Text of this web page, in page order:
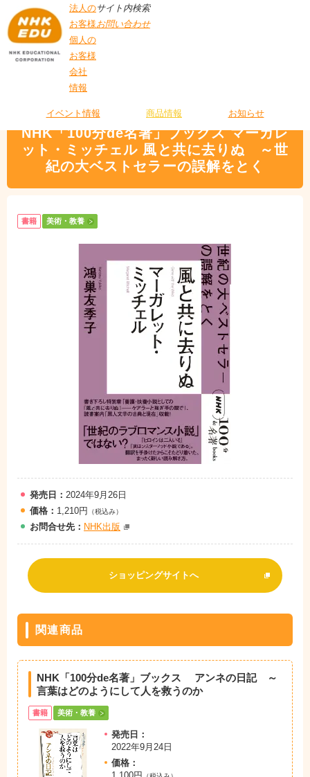
法人の
お客様
個人の
お客様
会社
情報
サイト内検索
お問い合わせ
イベント情報 商品情報 お知らせ
ッチェル 風と共に去りぬ ～世紀の大ベストセラーの誤解をとく
NHK「100分de名著」ブックス マーガレ
ット・ミッチェル 風と共に去りぬ ～世
紀の大ベストセラーの誤解をとく
書籍 美術・教養
発売日： 2024年9月26日
価格： 1,210円 （税込み）
お問合せ先： NHK出版
ショッピングサイトへ
関連商品
NHK「100分de名著」ブックス アンネの日記 ～
言葉はどのようにして人を救うのか
書籍 美術・教養
発売日：
2022年9月24日
価格：